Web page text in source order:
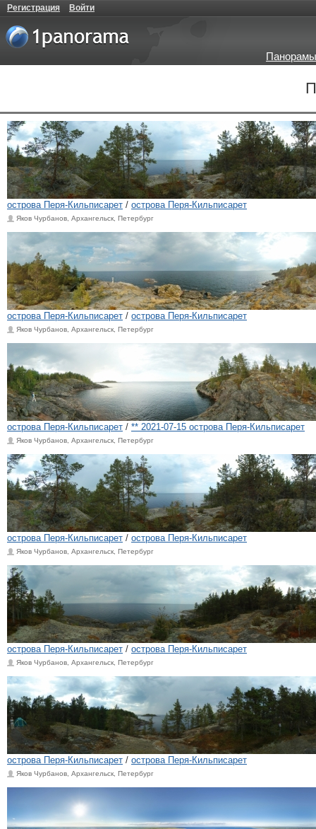
Регистрация Войти
острова Перя-Кильписарет / острова Перя-Кильписарет
Яков Чурбанов, Архангельск, Петербург
острова Перя-Кильписарет / острова Перя-Кильписарет
Яков Чурбанов, Архангельск, Петербург
острова Перя-Кильписарет / ** 2021-07-15 острова Перя-Кильписарет
Яков Чурбанов, Архангельск, Петербург
острова Перя-Кильписарет / острова Перя-Кильписарет
Яков Чурбанов, Архангельск, Петербург
острова Перя-Кильписарет / острова Перя-Кильписарет
Яков Чурбанов, Архангельск, Петербург
острова Перя-Кильписарет / острова Перя-Кильписарет
Яков Чурбанов, Архангельск, Петербург